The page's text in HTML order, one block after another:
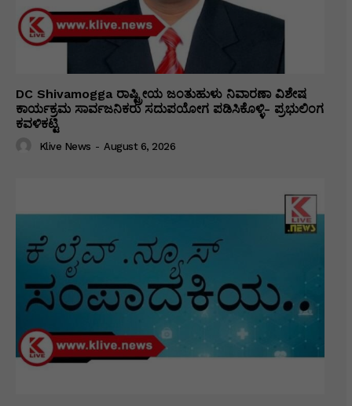
DC Shivamogga ರಾಷ್ಟ್ರೀಯ ಜಂತುಹುಳು ನಿವಾರಣಾ ವಿಶೇಷ
ಕಾರ್ಯಕ್ರಮ ಸಾರ್ವಜನಿಕರು ಸದುಪಯೋಗ ಪಡಿಸಿಕೊಳ್ಳಿ- ಪ್ರಭುಲಿಂಗ
ಕವಳಿಕಟ್ಟಿ
Klive News - August 6, 2026